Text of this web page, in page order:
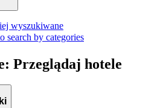
wyszukiwane
search by categories
Przeglądaj hotele